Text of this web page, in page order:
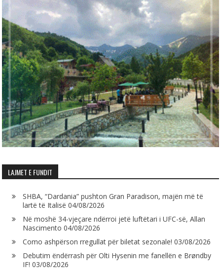
LAJMET E FUNDIT
SHBA, “Dardania” pushton Gran Paradison, majën më të
lartë të Italisë 04/08/2026
Në moshë 34-vjeçare ndërroi jetë luftëtari i UFC-së, Allan
Nascimento 04/08/2026
Como ashpërson rregullat për biletat sezonale! 03/08/2026
Debutim ëndërrash për Olti Hysenin me fanellën e Brøndby
IF! 03/08/2026